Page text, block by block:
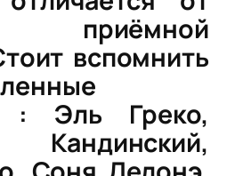
приёмной
вспомнить
: Эль Греко,
Кандинский,